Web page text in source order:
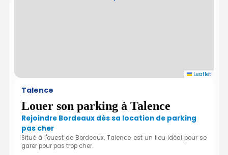
Leaflet
Talence
Louer son parking à Talence
Rejoindre Bordeaux dès sa location de parking
pas cher
Situé à l'ouest de Bordeaux, Talence est un lieu idéal pour se
garer pour pas trop cher.